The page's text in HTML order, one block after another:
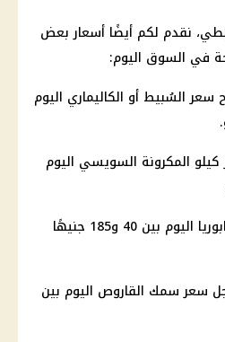
نقدم لكم أيضًا أسعار بعض
في السوق اليوم:
سعر السُبيط أو الكاليماري اليوم
المكرونة السويسي اليوم
: تتراوح أسعار الكابوريا اليوم بين 40 و185 جنيهًا
سعر سمك القاروص اليوم بين